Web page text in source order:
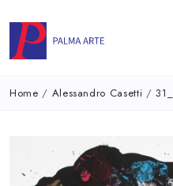
Home / Alessandro Casetti /